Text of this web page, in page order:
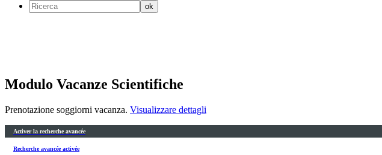
Modulo Vacanze Scientifiche
Prenotazione soggiorni vacanza. Visualizzare dettagli
Activer la recherche avancée
Recherche avancée activée